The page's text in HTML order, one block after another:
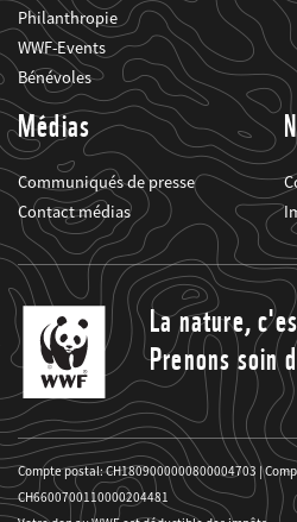
Philanthropie
WWF-Events
Bénévoles
Médias
Communiqués de presse
Contact médias
La nature,
Prenons soin
Compte postal: CH1809000000800004703 |
CH6600700110000204481